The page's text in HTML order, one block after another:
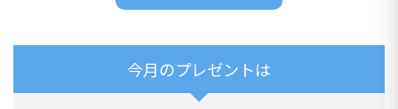
今月のプレゼントは